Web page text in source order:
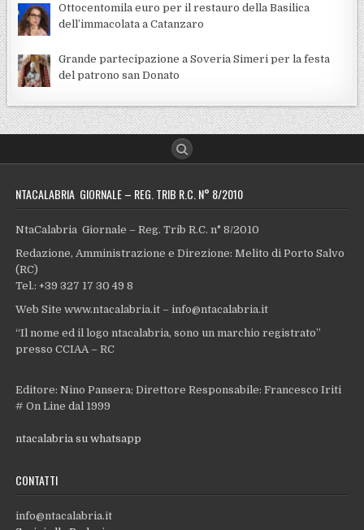
Ottocentomila euro per il restauro della Basilica
dell’immacolata a Catanzaro
Grande partecipazione a Soveria Simeri per la festa
del patrono san Donato
NTACALABRIA GIORNALE – REG. TRIB R.C. N° 8/2010
NtaCalabria Giornale – Reg. Trib R.C. n° 8/2010
Redazione, Amministrazione e Direzione: Melito di Porto Salvo
(RC)
Tel.: +39 327 17 30 49 8
Web Site www.ntacalabria.it – info@ntacalabria.it
“Il nome ed il logo ntacalabria, sono un marchio registrato”
presso CCIAA – RC
Editore: Nino Pansera; Direttore Responsabile: Francesco Iriti
# On Line dal 1999
ntacalabria su whatsapp
CONTATTI
info@ntacalabria.it